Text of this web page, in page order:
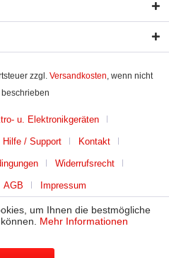
zzgl. Versandkosten, wenn nicht
u. Elektronikgeräten
Hilfe / Support Kontakt
Widerrufsrecht
AGB Impressum
um Ihnen die bestmögliche
Mehr Informationen